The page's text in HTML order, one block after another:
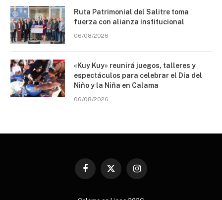
Ruta Patrimonial del Salitre toma
fuerza con alianza institucional
06/08/2026
«Kuy Kuy» reunirá juegos, talleres y
espectáculos para celebrar el Día del
Niño y la Niña en Calama
06/08/2026
Facebook
X
Instagram